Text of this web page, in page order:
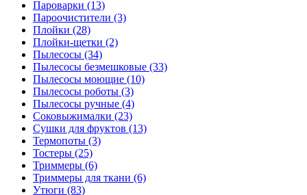
Пароварки (13)
Пароочистители (3)
Плойки (28)
Плойки-щетки (2)
Пылесосы (34)
Пылесосы безмешковые (33)
Пылесосы моющие (10)
Пылесосы роботы (3)
Пылесосы ручные (4)
Соковыжималки (23)
Сушки для фруктов (13)
Термопоты (3)
Тостеры (25)
Триммеры (6)
Триммеры для ткани (6)
Утюги (83)